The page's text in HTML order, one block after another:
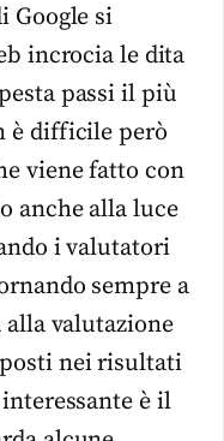
Google si
incrocia le dita
passi il più
è difficile però
viene fatto con
anche alla luce
i valutatori
sempre a
alla valutazione
nei risultati
è il